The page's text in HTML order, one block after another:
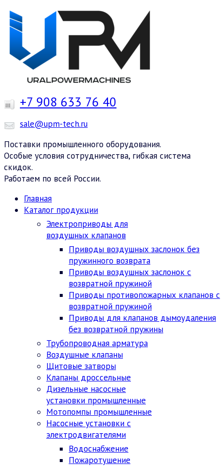
+7 908 633 76 40
sale@upm-tech.ru
Поставки промышленного оборудования.
Особые условия сотрудничества, гибкая система
скидок.
Работаем по всей России.
Главная
Каталог продукции
Электроприводы для
воздушных клапанов
Приводы воздушных заслонок без
пружинного возврата
Приводы воздушных заслонок с
возвратной пружиной
Приводы противопожарных клапанов с
возвратной пружиной
Приводы для клапанов дымоудаления
без возвратной пружины
Трубопроводная арматура
Воздушные клапаны
Щитовые затворы
Клапаны дроссельные
Дизельные насосные
установки промышленные
Мотопомпы промышленные
Насосные установки с
электродвигателями
Водоснабжение
Пожаротушение